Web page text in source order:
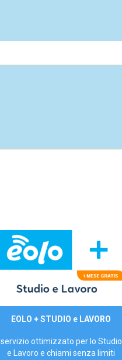
29,90€/mese
EOLO + STUDIO e LAVORO
servizio ottimizzato per lo Studio
e Lavoro e chiami senza limiti